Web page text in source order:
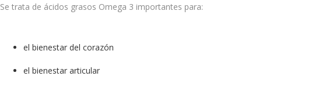
Se trata de ácidos grasos Omega 3 importantes para:
el bienestar del corazón
el bienestar articular